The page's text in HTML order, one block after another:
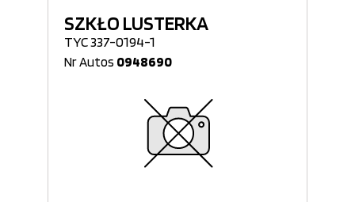
SZKŁO LUSTERKA
TYC 337-0194-1
Nr Autos 0948690